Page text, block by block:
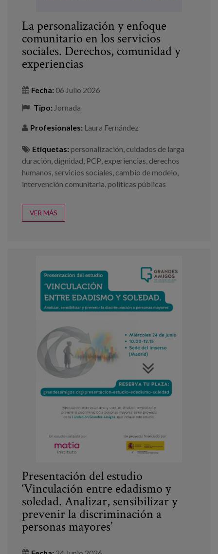
La personalización y enfoque
comunitario en los servicios
sociales. Derechos, comunidad y
experiencias
Fecha: 06 Julio 2026
Tipo: Jornada
Profesionales: Laura Fernández
Etiquetas: personalización cuidados de larga
duración dignidad PCP experiencias derechos
humanos servicios sociales cambio de modelo
intervención comunitaria políticas públicas
VER MÁS
Presentación del estudio
‘Vinculación entre edadismo y
soledad. Analizar, sensibilizar y
prevenir la discriminación a
personas mayores’